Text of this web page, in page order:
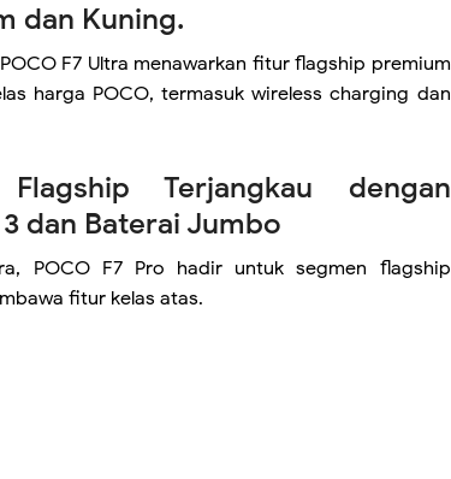
dan Kuning.
F7 Ultra menawarkan fitur flagship premium
harga POCO, termasuk wireless charging dan
Terjangkau dengan
dan Baterai Jumbo
POCO F7 Pro hadir untuk segmen flagship
fitur kelas atas.